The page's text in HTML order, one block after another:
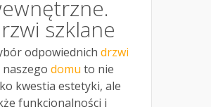
szklane
odpowiednich drzwi
naszego domu to nie
kwestia estetyki, ale
funkcjonalności i